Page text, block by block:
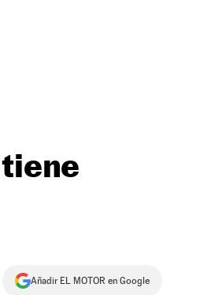
Añadir EL MOTOR en Google